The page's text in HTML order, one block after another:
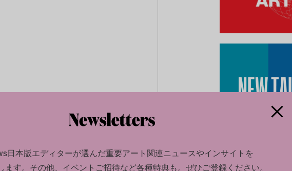
日本版エディターが選んだ重要アート関連ニュースやインサイトを
す。 その他、イベントご招待など各種特典も。ぜひご登録ください。